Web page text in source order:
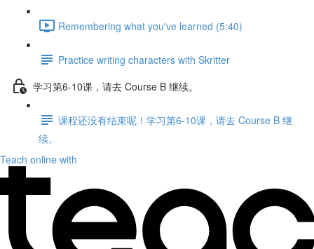
Remembering what you've learned (5:40)
Practice writing characters with Skritter
学习第6-10课，请去 Course B 继续。
课程还没有结束呢！学习第6-10课，请去 Course B 继
续。
Teach online with